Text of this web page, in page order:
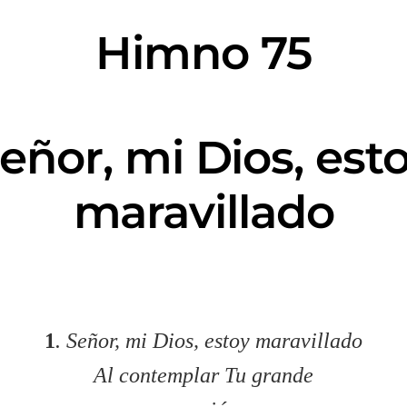
Himno 75
mi Dios,
maravillado
1. Señor, mi Dios, estoy maravillado
Al contemplar Tu grande